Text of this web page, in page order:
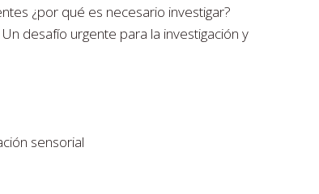
¿por qué es necesario investigar?
desafío urgente para la investigación y
sensorial